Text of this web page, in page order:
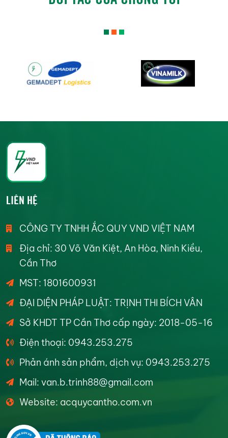
LIÊN HỆ
CÔNG TY TNHH ẮC QUY VND VIỆT NAM
Địa chỉ: 30 Võ Văn Kiệt, An Hòa, Ninh Kiều,
Cần Thơ
MST: 1801600931
ĐẠI DIỆN PHÁP LUẬT: TRỊNH THI BÍCH VÂN
Sở KHDT TP Cần Thơ cấp ngày: 2018-05-16
Điện thoại: 0943.253.275
Phản ánh sản phẩm, dịch vụ: 0943.253.275
Mail: van.b.trinh88@gmail.com
Website: acquycantho.com.vn